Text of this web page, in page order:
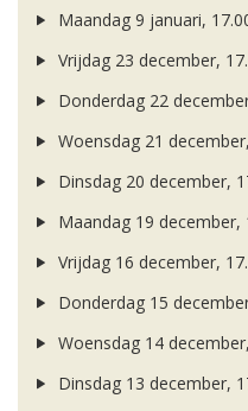
Maandag 9 januari,
Vrijdag 23 december,
Donderdag 22
Woensdag 21
Dinsdag 20 december,
Maandag 19 december,
Vrijdag 16 december,
Donderdag 15
Woensdag 14
Dinsdag 13 december,